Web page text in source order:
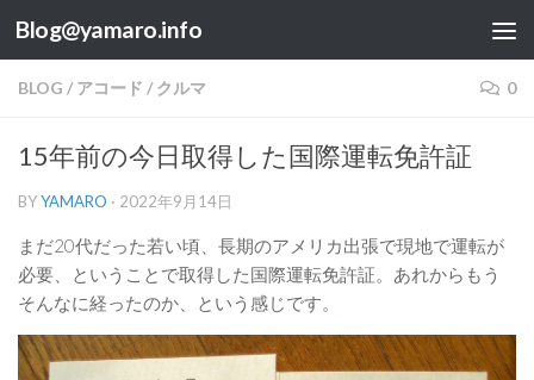
コンテンツへスキップ
Blog@yamaro.info
BLOG / アコード / クルマ 0
15年前の今日取得した国際運転免許証
BYYAMARO · 2022年9月14日
まだ20代だった若い頃、長期のアメリカ出張で現地で運転が
必要、ということで取得した国際運転免許証。あれからもう
そんなに経ったのか、という感じです。